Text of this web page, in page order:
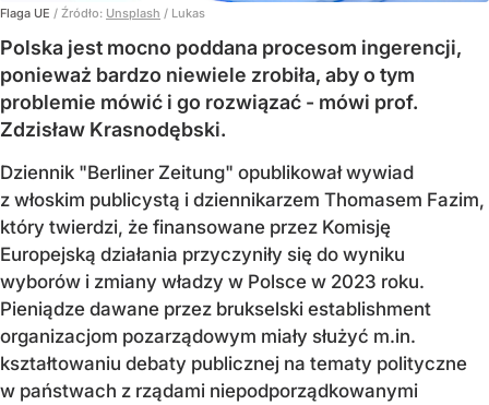
Flaga UE / Źródło: Unsplash / Lukas
Polska jest mocno poddana procesom ingerencji,
ponieważ bardzo niewiele zrobiła, aby o tym
problemie mówić i go rozwiązać - mówi prof.
Zdzisław Krasnodębski.
Dziennik "Berliner Zeitung" opublikował wywiad
z włoskim publicystą i dziennikarzem Thomasem Fazim,
który twierdzi, że finansowane przez Komisję
Europejską działania przyczyniły się do wyniku
wyborów i zmiany władzy w Polsce w 2023 roku.
Pieniądze dawane przez brukselski establishment
organizacjom pozarządowym miały służyć m.in.
kształtowaniu debaty publicznej na tematy polityczne
w państwach z rządami niepodporządkowanymi